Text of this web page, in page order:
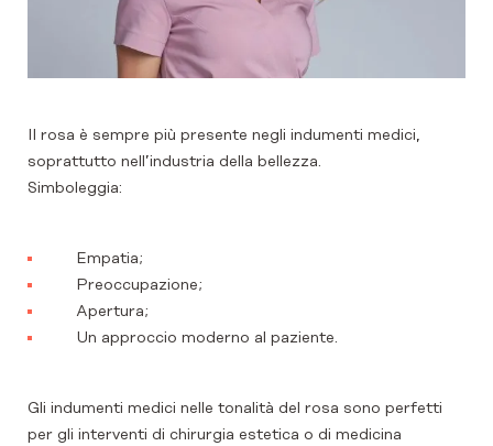
Il rosa è sempre più presente negli indumenti medici,
soprattutto nell’industria della bellezza.
Simboleggia:
Empatia;
Preoccupazione;
Apertura;
Un approccio moderno al paziente.
Gli indumenti medici nelle tonalità del rosa sono perfetti
per gli interventi di chirurgia estetica o di medicina